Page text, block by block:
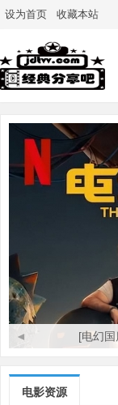
设为首页 收藏本站
◄ [电幻
电影资源